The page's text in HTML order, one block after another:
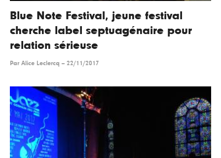
Blue Note Festival, jeune festival
cherche label septuagénaire pour
relation sérieuse
Par Alice Leclercq -- 22/11/2017